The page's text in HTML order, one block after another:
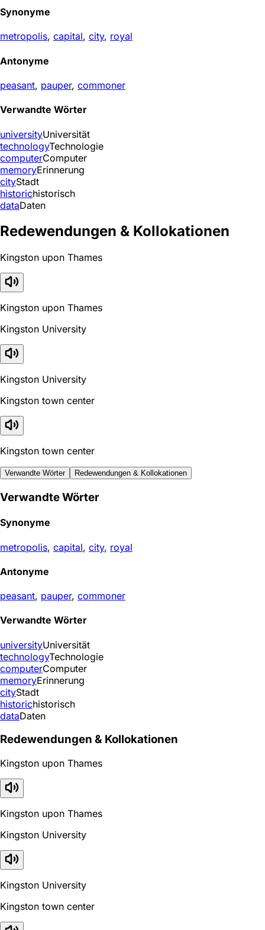
Synonyme
metropolis, capital, city, royal
Antonyme
peasant, pauper, commoner
Verwandte Wörter
universityUniversität
technologyTechnologie
computerComputer
memoryErinnerung
cityStadt
historichistorisch
dataDaten
Redewendungen & Kollokationen
Kingston upon Thames
Kingston upon Thames
Kingston University
Kingston University
Kingston town center
Kingston town center
Verwandte Wörter Redewendungen & Kollokationen
Verwandte Wörter
Synonyme
metropolis, capital, city, royal
Antonyme
peasant, pauper, commoner
Verwandte Wörter
universityUniversität
technologyTechnologie
computerComputer
memoryErinnerung
cityStadt
historichistorisch
dataDaten
Redewendungen & Kollokationen
Kingston upon Thames
Kingston upon Thames
Kingston University
Kingston University
Kingston town center